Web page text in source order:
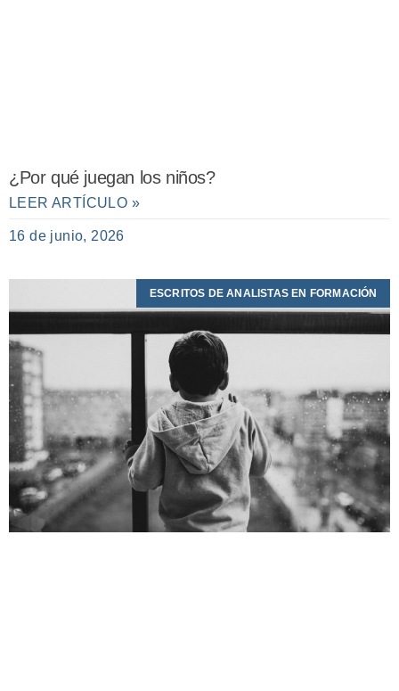
¿Por qué juegan los niños?
LEER ARTÍCULO »
16 de junio, 2026
ESCRITOS DE ANALISTAS EN FORMACIÓN